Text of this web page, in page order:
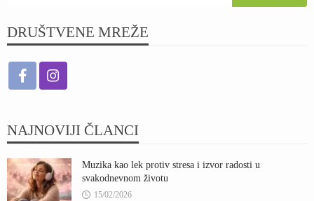
DRUŠTVENE MREŽE
NAJNOVIJI ČLANCI
Muzika kao lek protiv stresa i izvor radosti u
svakodnevnom životu
15/02/2026